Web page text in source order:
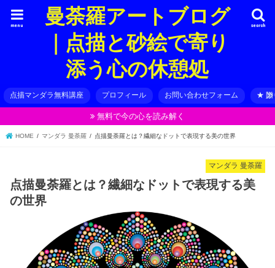
曼荼羅アートブログ
｜点描と砂絵で寄り
添う心の休憩処
search
menu
点描マンダラ無料講座 プロフィール お問い合わせフォーム ★ 贈
無料で今の心を読み解く
HOME マンダラ 曼荼羅 点描曼荼羅とは？繊細なドットで表現する美の世界
マンダラ 曼荼羅
点描曼荼羅とは？繊細なドットで表現する美
の世界